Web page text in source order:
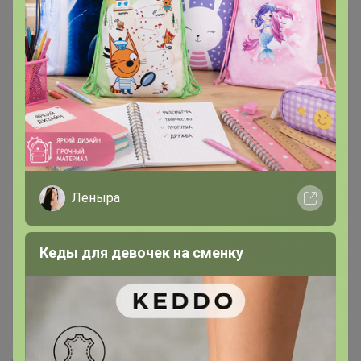
Леныра
Кеды для девочек на сменку